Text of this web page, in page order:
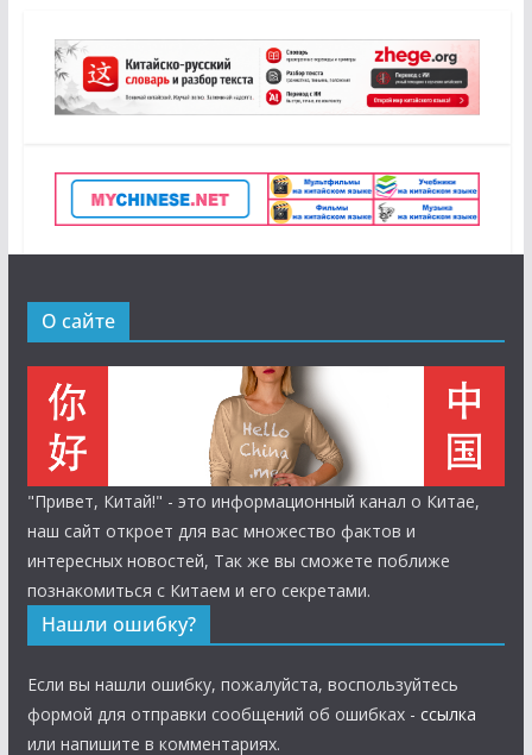
О сайте
"Привет, Китай!" - это информационный канал о Китае,
наш сайт откроет для вас множество фактов и
интересных новостей, Так же вы сможете поближе
познакомиться с Китаем и его секретами.
Нашли ошибку?
Если вы нашли ошибку, пожалуйста, воспользуйтесь
формой для отправки сообщений об ошибках - ссылка
или напишите в комментариях.